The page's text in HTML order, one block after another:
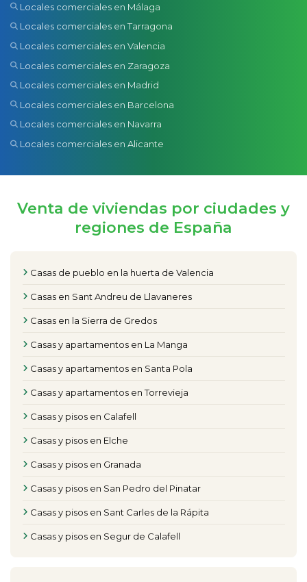
Locales comerciales en Málaga
Locales comerciales en Tarragona
Locales comerciales en Valencia
Locales comerciales en Zaragoza
Locales comerciales en Madrid
Locales comerciales en Barcelona
Locales comerciales en Navarra
Locales comerciales en Alicante
Venta de viviendas por ciudades y
regiones de España
Casas de pueblo en la huerta de Valencia
Casas en Sant Andreu de Llavaneres
Casas en la Sierra de Gredos
Casas y apartamentos en La Manga
Casas y apartamentos en Santa Pola
Casas y apartamentos en Torrevieja
Casas y pisos en Calafell
Casas y pisos en Elche
Casas y pisos en Granada
Casas y pisos en San Pedro del Pinatar
Casas y pisos en Sant Carles de la Rápita
Casas y pisos en Segur de Calafell